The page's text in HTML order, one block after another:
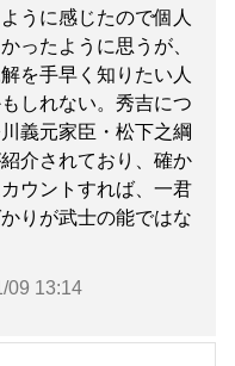
うに感じたので個人
ったように思うが、
を手早く知りたい人
しれない。秀吉につ
義元家臣・松下之綱
介されており、確か
ウントすれば、一君
りが武士の能ではな
09 13:14